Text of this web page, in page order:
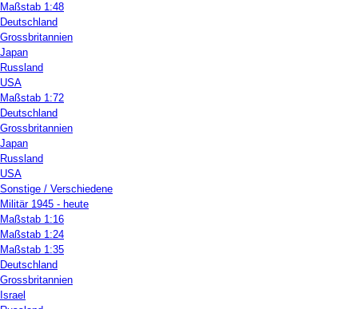
Maßstab 1:48
Deutschland
Grossbritannien
Japan
Russland
USA
Maßstab 1:72
Deutschland
Grossbritannien
Japan
Russland
USA
Sonstige / Verschiedene
Militär 1945 - heute
Maßstab 1:16
Maßstab 1:24
Maßstab 1:35
Deutschland
Grossbritannien
Israel